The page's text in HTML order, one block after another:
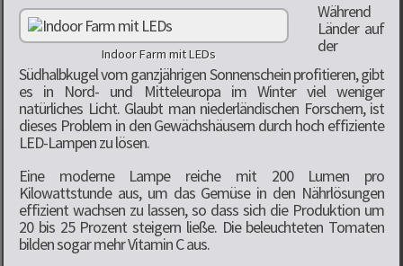
Indoor Farm mit LEDs
Während
Länder auf
der
Südhalbkugel vom ganzjährigen Sonnenschein profitieren, gibt
es in Nord- und Mitteleuropa im Winter viel weniger
natürliches Licht. Glaubt man niederländischen Forschern, ist
dieses Problem in den Gewächshäusern durch hoch effiziente
LED-Lampen zu lösen.
Eine moderne Lampe reiche mit 200 Lumen pro
Kilowattstunde aus, um das Gemüse in den Nährlösungen
effizient wachsen zu lassen, so dass sich die Produktion um
20 bis 25 Prozent steigern ließe. Die beleuchteten Tomaten
bilden sogar mehr Vitamin C aus.